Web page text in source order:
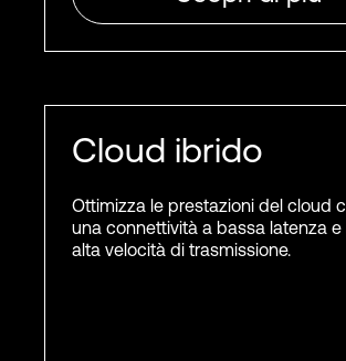
Cloud ibrido
Ottimizza le prestazioni del cloud
una connettività a bassa latenza e
alta velocità di trasmissione.